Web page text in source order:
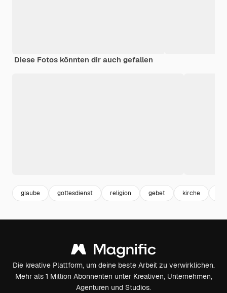
Diese Fotos könnten dir auch gefallen
glaube gottesdienst religion gebet kirche
Die kreative Plattform, um deine beste Arbeit zu verwirklichen.
Mehr als 1 Million Abonnenten unter Kreativen, Unternehmen,
Agenturen und Studios.